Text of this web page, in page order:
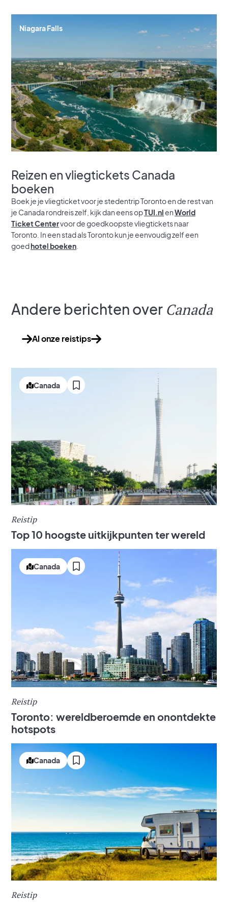
Niagara Falls
Reizen en vliegtickets Canada
boeken
Boek je je vliegticket voor je stedentrip Toronto en de rest van
je Canada rondreis zelf, kijk dan eens opTUI.nlenWorld
Ticket Centervoor de goedkoopste vliegtickets naar
Toronto. In een stad als Toronto kun je eenvoudig zelf een
goedhotel boeken
Andere berichten over Canada
Al onze reistips
Canada
Reistip
Top 10 hoogste uitkijkpunten ter wereld
Canada
Reistip
Toronto: wereldberoemde en onontdekte
hotspots
Canada
Reistip